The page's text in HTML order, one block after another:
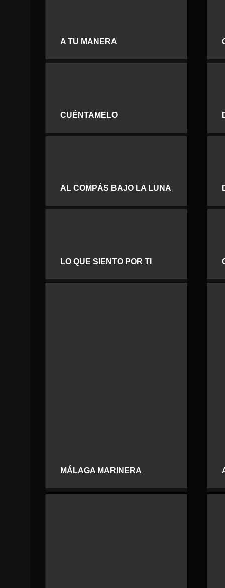
A TU MANERA
CUÉNTAMELO
AL COMPÁS BAJO LA LUNA
LO QUE SIENTO POR TI
MÁLAGA MARINERA